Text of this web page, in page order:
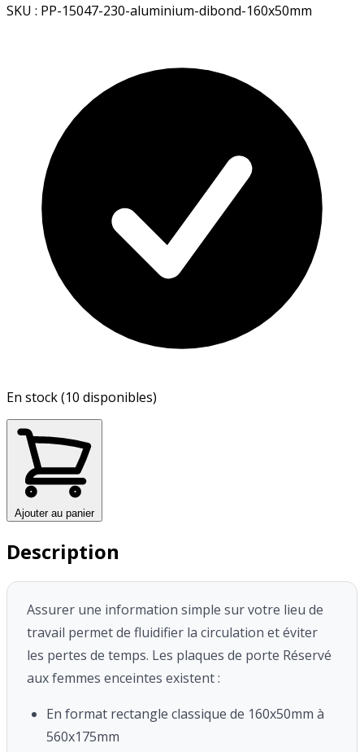
SKU : PP-15047-230-aluminium-dibond-160x50mm
En stock (10 disponibles)
Ajouter au panier
Description
Assurer une information simple sur votre lieu de
travail permet de fluidifier la circulation et éviter
les pertes de temps. Les plaques de porte Réservé
aux femmes enceintes existent :
En format rectangle classique de 160x50mm à
560x175mm